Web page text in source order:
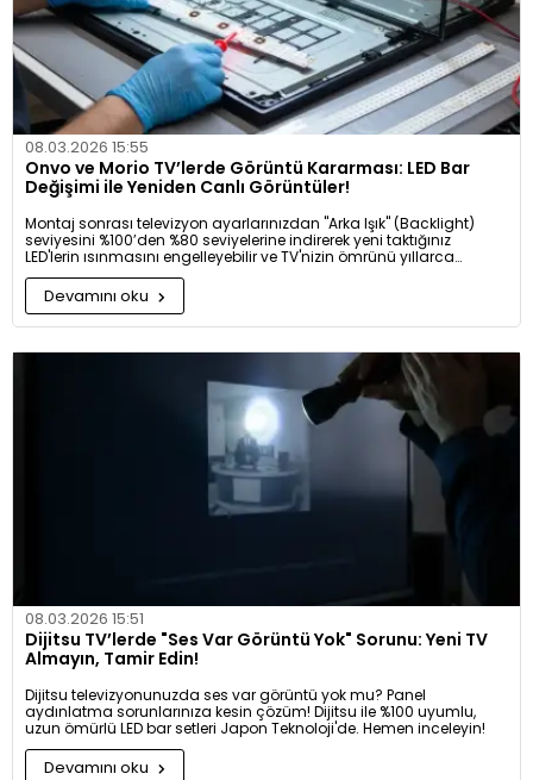
08.03.2026 15:55
Onvo ve Morio TV’lerde Görüntü Kararması: LED Bar
Değişimi ile Yeniden Canlı Görüntüler!
Montaj sonrası televizyon ayarlarınızdan "Arka Işık" (Backlight)
seviyesini %100’den %80 seviyelerine indirerek yeni taktığınız
LED'lerin ısınmasını engelleyebilir ve TV'nizin ömrünü yıllarca
uzatabilirsiniz.
Devamını oku
08.03.2026 15:51
Dijitsu TV’lerde "Ses Var Görüntü Yok" Sorunu: Yeni TV
Almayın, Tamir Edin!
Dijitsu televizyonunuzda ses var görüntü yok mu? Panel
aydınlatma sorunlarınıza kesin çözüm! Dijitsu ile %100 uyumlu,
uzun ömürlü LED bar setleri Japon Teknoloji'de. Hemen inceleyin!
Devamını oku